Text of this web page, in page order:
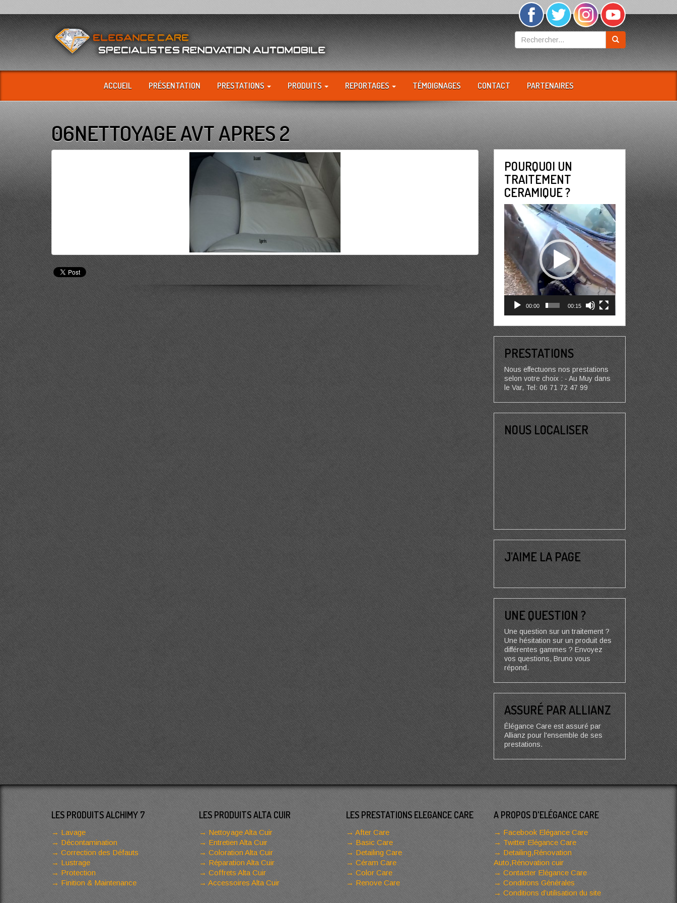
ACCUEIL PRÉSENTATION PRESTATIONS PRODUITS REPORTAGES TÉMOIGNAGES CONTACT PARTENAIRES
06NETTOYAGE AVT APRES 2
POURQUOI UN
TRAITEMENT
CERAMIQUE ?
Lecteur
vidéo
00:00 00:15
PRESTATIONS
Nous effectuons nos prestations
selon votre choix : - Au Muy dans
le Var, Tel: 06 71 72 47 99
NOUS LOCALISER
J’AIME LA PAGE
UNE QUESTION ?
Une question sur un traitement ?
Une hésitation sur un produit des
différentes gammes ? Envoyez
vos questions, Bruno vous
répond.
ASSURÉ PAR ALLIANZ
Élégance Care est assuré par
Allianz pour l'ensemble de ses
prestations.
LES PRODUITS ALCHIMY 7
Lavage
Décontamination
Correction des Défauts
Lustrage
Protection
Finition & Maintenance
LES PRODUITS ALTA CUIR
Nettoyage Alta Cuir
Entretien Alta Cuir
Coloration Alta Cuir
Réparation Alta Cuir
Coffrets Alta Cuir
Accessoires Alta Cuir
LES PRESTATIONS ELEGANCE CARE
After Care
Basic Care
Detailing Care
Céram Care
Color Care
Renove Care
A PROPOS D'ELÉGANCE CARE
Facebook Elégance Care
Twitter Elégance Care
Detailing,Rénovation
Auto,Rénovation cuir
Contacter Elégance Care
Conditions Générales
Conditions d’utilisation du site